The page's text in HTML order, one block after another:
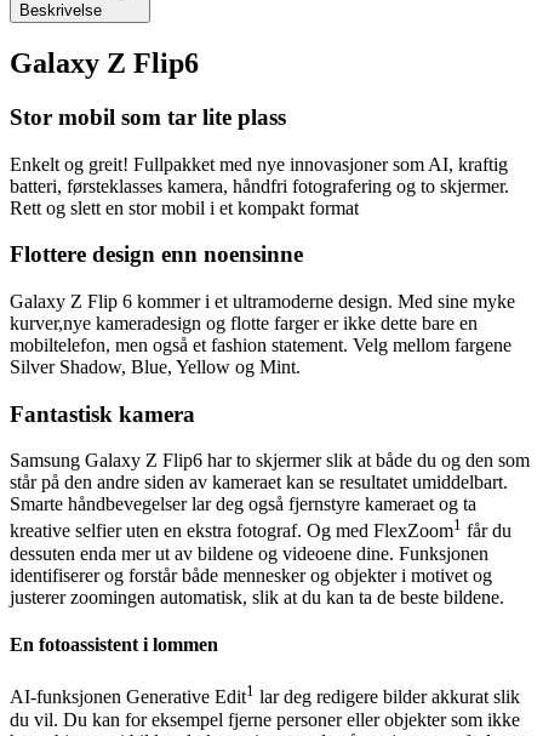
Beskrivelse
Galaxy Z Flip6
Stor mobil som tar lite plass
Enkelt og greit! Fullpakket med nye innovasjoner som AI, kraftig
batteri, førsteklasses kamera, håndfri fotografering og to skjermer.
Rett og slett en stor mobil i et kompakt format
Flottere design enn noensinne
Galaxy Z Flip 6 kommer i et ultramoderne design. Med sine myke
kurver,nye kameradesign og flotte farger er ikke dette bare en
mobiltelefon, men også et fashion statement. Velg mellom fargene
Silver Shadow, Blue, Yellow og Mint.
Fantastisk kamera
Samsung Galaxy Z Flip6 har to skjermer slik at både du og den som
står på den andre siden av kameraet kan se resultatet umiddelbart.
Smarte håndbevegelser lar deg også fjernstyre kameraet og ta
kreative selfier uten en ekstra fotograf. Og med FlexZoom1 får du
dessuten enda mer ut av bildene og videoene dine. Funksjonen
identifiserer og forstår både mennesker og objekter i motivet og
justerer zoomingen automatisk, slik at du kan ta de beste bildene.
En fotoassistent i lommen
AI-funksjonen Generative Edit1 lar deg redigere bilder akkurat slik
du vil. Du kan for eksempel fjerne personer eller objekter som ikke